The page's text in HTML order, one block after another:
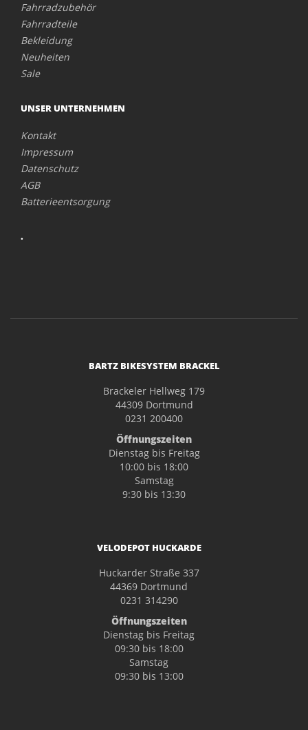
Fahrradzubehör
Fahrradteile
Bekleidung
Neuheiten
Sale
UNSER UNTERNEHMEN
Kontakt
Impressum
Datenschutz
AGB
Batterieentsorgung
.
BARTZ BIKESYSTEM BRACKEL
Brackeler Hellweg 179
44309 Dortmund
0231 200400
Öffnungszeiten
Dienstag bis Freitag
10:00 bis 18:00
Samstag
9:30 bis 13:30
VELODEPOT HUCKARDE
Huckarder Straße 337
44369 Dortmund
0231 314290
Öffnungszeiten
Dienstag bis Freitag
09:30 bis 18:00
Samstag
09:30 bis 13:00